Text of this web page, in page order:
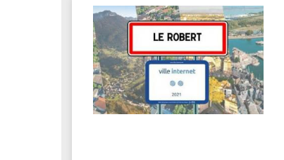
Numéros d'urgence
SANTÉ
Annuaire santé